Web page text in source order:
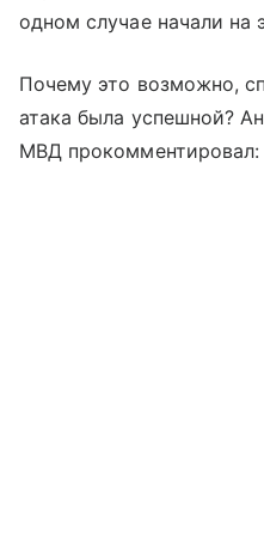
одном случае начали на
Почему это возможно,
атака была успешной?
МВД